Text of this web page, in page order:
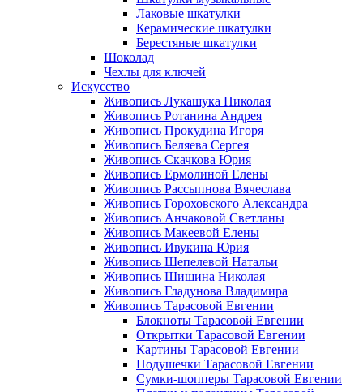
Лаковые шкатулки
Керамические шкатулки
Берестяные шкатулки
Шоколад
Чехлы для ключей
Искусство
Живопись Лукашука Николая
Живопись Ротанина Андрея
Живопись Прокудина Игоря
Живопись Беляева Сергея
Живопись Скачкова Юрия
Живопись Ермолиной Елены
Живопись Рассыпнова Вячеслава
Живопись Гороховского Александра
Живопись Анчаковой Светланы
Живопись Макеевой Елены
Живопись Ивукина Юрия
Живопись Шепелевой Натальи
Живопись Шишина Николая
Живопись Гладунова Владимира
Живопись Тарасовой Евгении
Блокноты Тарасовой Евгении
Открытки Тарасовой Евгении
Картины Тарасовой Евгении
Подушечки Тарасовой Евгении
Сумки-шопперы Тарасовой Евгении